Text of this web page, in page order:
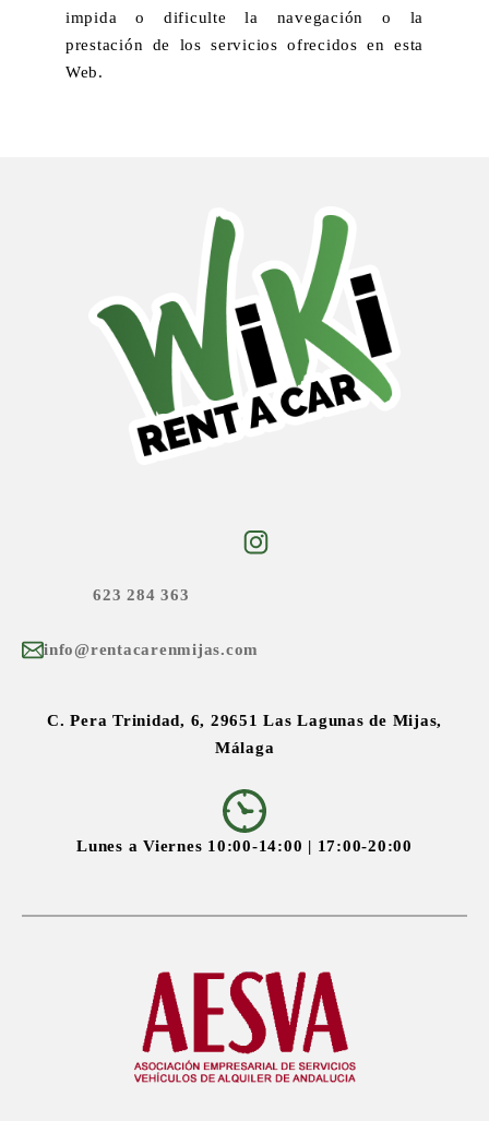
impida o dificulte la navegación o la
prestación de los servicios ofrecidos en esta
Web.
623 284 363
info@rentacarenmijas.com
C. Pera Trinidad, 6, 29651 Las Lagunas de Mijas,
Málaga
Lunes a Viernes 10:00-14:00 | 17:00-20:00